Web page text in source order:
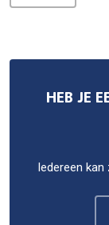
HEB JE
Iedereen